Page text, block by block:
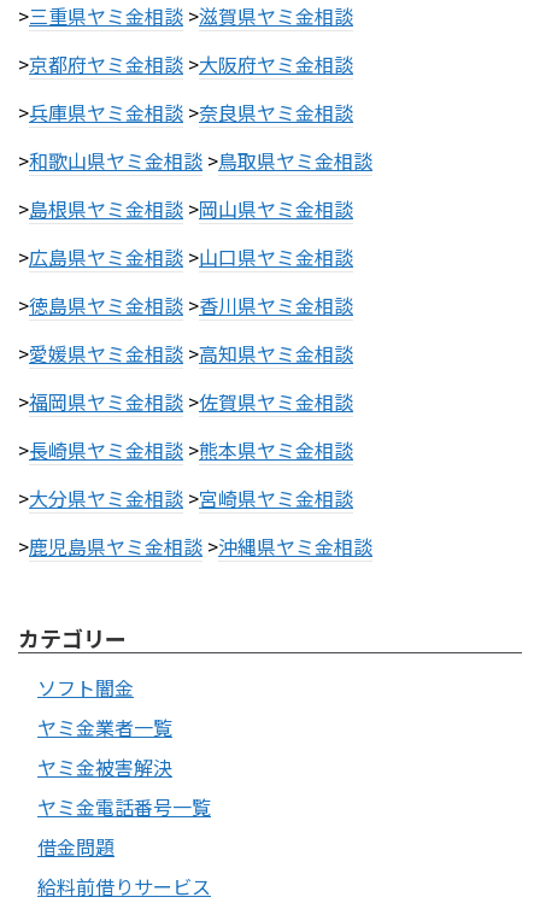
>三重県ヤミ金相談 >滋賀県ヤミ金相談
>京都府ヤミ金相談 >大阪府ヤミ金相談
>兵庫県ヤミ金相談 >奈良県ヤミ金相談
>和歌山県ヤミ金相談 >鳥取県ヤミ金相談
>島根県ヤミ金相談 >岡山県ヤミ金相談
>広島県ヤミ金相談 >山口県ヤミ金相談
>徳島県ヤミ金相談 >香川県ヤミ金相談
>愛媛県ヤミ金相談 >高知県ヤミ金相談
>福岡県ヤミ金相談 >佐賀県ヤミ金相談
>長崎県ヤミ金相談 >熊本県ヤミ金相談
>大分県ヤミ金相談 >宮崎県ヤミ金相談
>鹿児島県ヤミ金相談 >沖縄県ヤミ金相談
カテゴリー
ソフト闇金
ヤミ金業者一覧
ヤミ金被害解決
ヤミ金電話番号一覧
借金問題
給料前借りサービス